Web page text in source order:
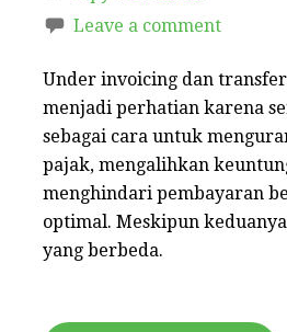
Leave a comment
Under invoicing dan
menjadi perhatian karena
sebagai cara untuk
pajak, mengalihkan
menghindari pembayaran
optimal. Meskipun
yang berbeda.